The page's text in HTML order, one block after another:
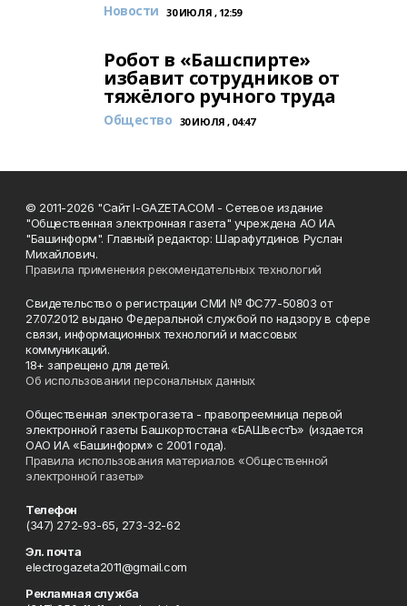
Новости 30 ИЮЛЯ , 12:59
Робот в «Башспирте»
избавит сотрудников от
тяжёлого ручного труда
Общество 30 ИЮЛЯ , 04:47
© 2011-2026 "Сайт I-GAZETA.COM - Сетевое издание
"Общественная электронная газета" учреждена АО ИА
"Башинформ". Главный редактор: Шарафутдинов Руслан
Михайлович.
Правила применения рекомендательных технологий
Свидетельство о регистрации СМИ № ФС77-50803 от
27.07.2012 выдано Федеральной службой по надзору в сфере
связи, информационных технологий и массовых
коммуникаций.
18+ запрещено для детей.
Об использовании персональных данных
Общественная электрогазета - правопреемница первой
электронной газеты Башкортостана «БАШвестЪ» (издается
ОАО ИА «Башинформ» с 2001 года).
Правила использования материалов «Общественной
электронной газеты»
Телефон
(347) 272-93-65, 273-32-62
Эл. почта
electrogazeta2011@gmail.com
Рекламная служба